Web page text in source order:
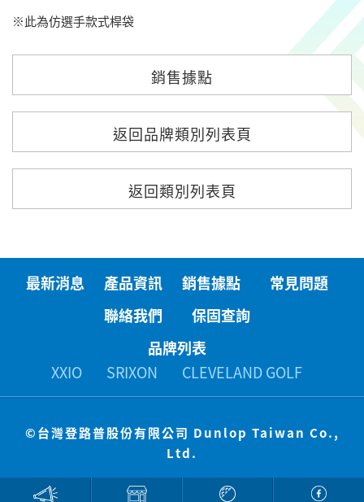
※此為仿選手款式桿袋
銷售據點
返回品牌類別列表頁
返回類別列表頁
最新消息 產品資訊 銷售據點
常見問題
聯絡我們
保固查詢
品牌列表
XXIO
SRIXON CLEVELAND GOLF
©台灣登路普股份有限公司 Dunlop Taiwan Co.,
Ltd.